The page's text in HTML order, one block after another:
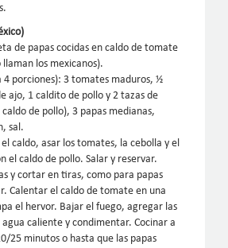
de papas cocidas en caldo de tomate
los mexicanos).
4 porciones): 3 tomates maduros, ½
ajo, 1 caldito de pollo y 2 tazas de
de pollo), 3 papas medianas,
sal.
caldo, asar los tomates, la cebolla y el
el caldo de pollo. Salar y reservar.
y cortar en tiras, como para papas
Calentar el caldo de tomate en una
el hervor. Bajar el fuego, agregar las
caliente y condimentar. Cocinar a
25 minutos o hasta que las papas